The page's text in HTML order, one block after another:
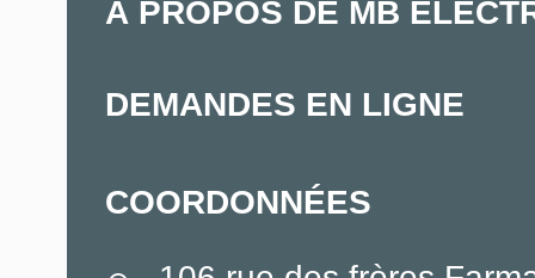
À PROPOS DE MB
DEMANDES EN LIGNE
COORDONNÉES